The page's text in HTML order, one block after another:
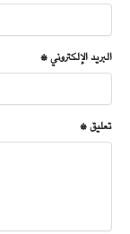
البريد الإلكتروني *
تعليق *